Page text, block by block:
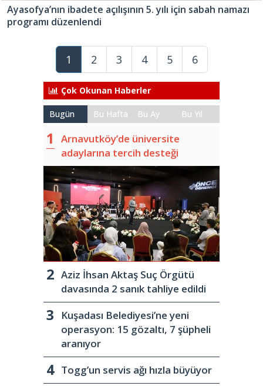
Ayasofya’nın ibadete açılışının 5. yılı için sabah namazı
programı düzenlendi
1 2 3 4 5 6
Çok Okunan Haberler
Bugün Bu Hafta Bu Ay Bu Yıl
Arnavutköy’de üniversite
adaylarına tercih desteği
Aziz İhsan Aktaş Suç Örgütü
davasında 2 sanık tahliye edildi
Kuşadası Belediyesi’ne yeni
operasyon: 15 gözaltı, 7 şüpheli
aranıyor
Togg’un servis ağı hızla büyüyor